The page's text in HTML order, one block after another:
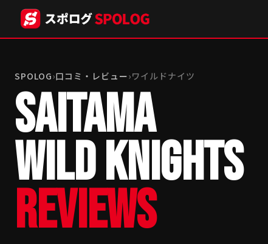
SPOLOG›口コミ・レビュー›ワイルドナイツ
SAITAMA
WILD KNIGHTS
REVIEWS